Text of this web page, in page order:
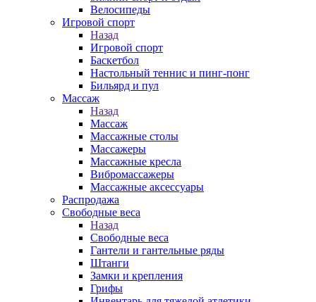
Велосипеды
Игровой спорт
Назад
Игровой спорт
Баскетбол
Настольный теннис и пинг-понг
Бильярд и пул
Массаж
Назад
Массаж
Массажные столы
Массажеры
Массажные кресла
Вибромассажеры
Массажные аксессуары
Распродажа
Свободные веса
Назад
Свободные веса
Гантели и гантельные ряды
Штанги
Замки и крепления
Грифы